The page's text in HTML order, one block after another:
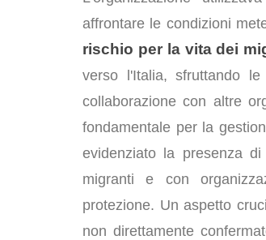
affrontare le condizioni
rischio per la vita dei
verso l'Italia, sfruttando
collaborazione con altre
fondamentale per la
evidenziato la presenza
migranti e con
protezione. Un aspetto
non direttamente